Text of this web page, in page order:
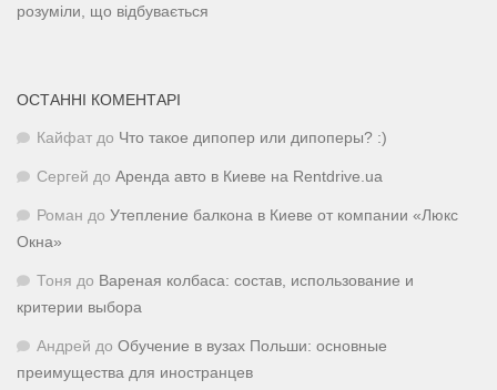
розуміли, що відбувається
ОСТАННІ КОМЕНТАРІ
Кайфат до Что такое дипопер или дипоперы? :)
Сергей до Аренда авто в Киеве на Rentdrive.ua
Роман до Утепление балкона в Киеве от компании «Люкс
Окна»
Тоня до Вареная колбаса: состав, использование и
критерии выбора
Андрей до Обучение в вузах Польши: основные
преимущества для иностранцев